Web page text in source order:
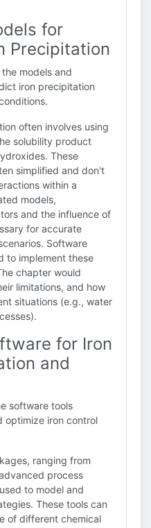
for
Precipitation
models and
iron precipitation
often involves using
solubility product
These
simplified and don't
within a
models,
and the influence of
for accurate
Software
to implement these
chapter would
limitations, and how
situations (e.g., water
for Iron
and
software tools
optimize iron control
ranging from
process
to model and
These tools can
of different chemical